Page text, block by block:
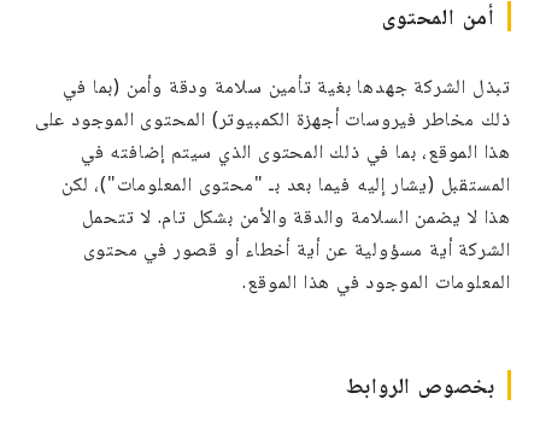
أمن المحتوى
تبذل الشركة جهدها بغية تأمين سلامة ودقة وأمن (بما في
ذلك مخاطر فيروسات أجهزة الكمبيوتر) المحتوى الموجود على
هذا الموقع، بما في ذلك المحتوى الذي سيتم إضافته في
المستقبل (يشار إليه فيما بعد بـ "محتوى المعلومات")، لكن
هذا لا يضمن السلامة والدقة والأمن بشكل تام. لا تتحمل
الشركة أية مسؤولية عن أية أخطاء أو قصور في محتوى
المعلومات الموجود في هذا الموقع.
بخصوص الروابط